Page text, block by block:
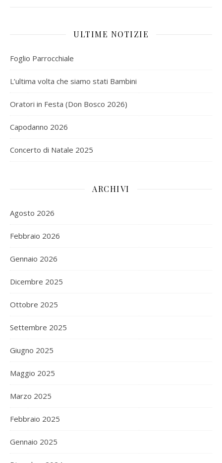
ULTIME NOTIZIE
Foglio Parrocchiale
L’ultima volta che siamo stati Bambini
Oratori in Festa (Don Bosco 2026)
Capodanno 2026
Concerto di Natale 2025
ARCHIVI
Agosto 2026
Febbraio 2026
Gennaio 2026
Dicembre 2025
Ottobre 2025
Settembre 2025
Giugno 2025
Maggio 2025
Marzo 2025
Febbraio 2025
Gennaio 2025